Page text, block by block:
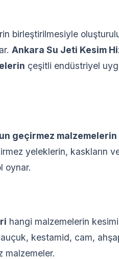
birleştirilmesiyle
Ankara Su Jeti Kesim
çeşitli endüstriyel
geçirmez malzemelerin
yeleklerin, kaskların
oynar.
hangi malzemelerin
kestamid, cam,
malzemeler.